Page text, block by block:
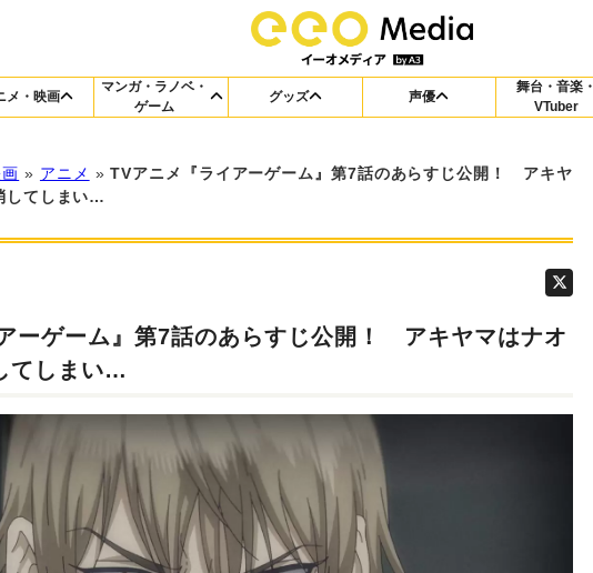
メ・映画
マンガ・ラノベ・
ゲーム
グッズ 声優
舞台・音楽・
VTuber
» アニメ »TVアニメ『ライアーゲーム』第7話のあらすじ公開！ アキヤ
してしまい…
ーゲーム』第7話のあらすじ公開！ アキヤマはナオ
てしまい…